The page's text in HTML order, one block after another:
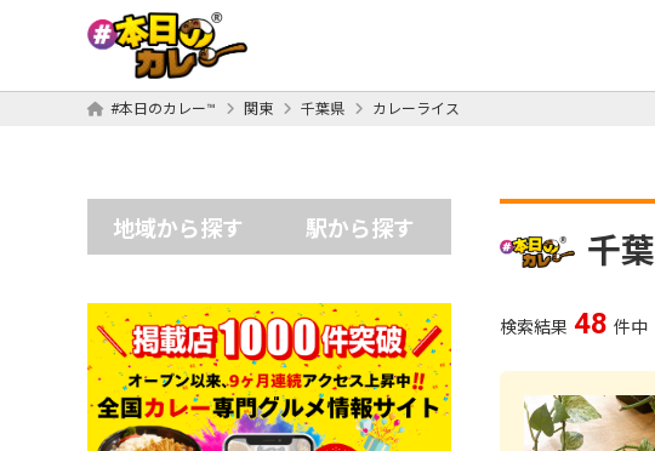
#本日のカレー™ 関東 千葉県 カレーライス
地域から探す 駅から探す
千葉
検索結果 48 件中